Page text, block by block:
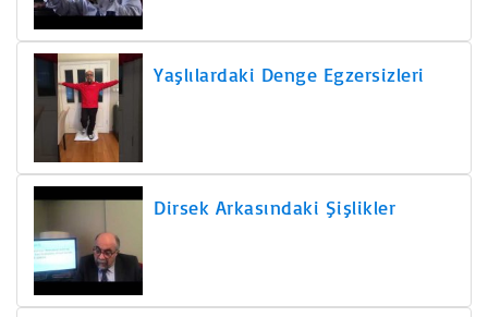
Yaşlılardaki Denge Egzersizleri
Dirsek Arkasındaki Şişlikler